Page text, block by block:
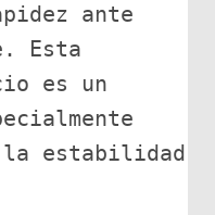
ante
Esta
es un
la estabilidad